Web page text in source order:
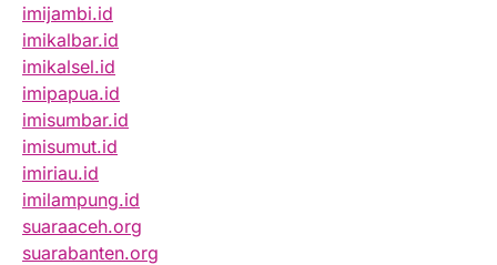
imijambi.id
imikalbar.id
imikalsel.id
imipapua.id
imisumbar.id
imisumut.id
imiriau.id
imilampung.id
suaraaceh.org
suarabanten.org